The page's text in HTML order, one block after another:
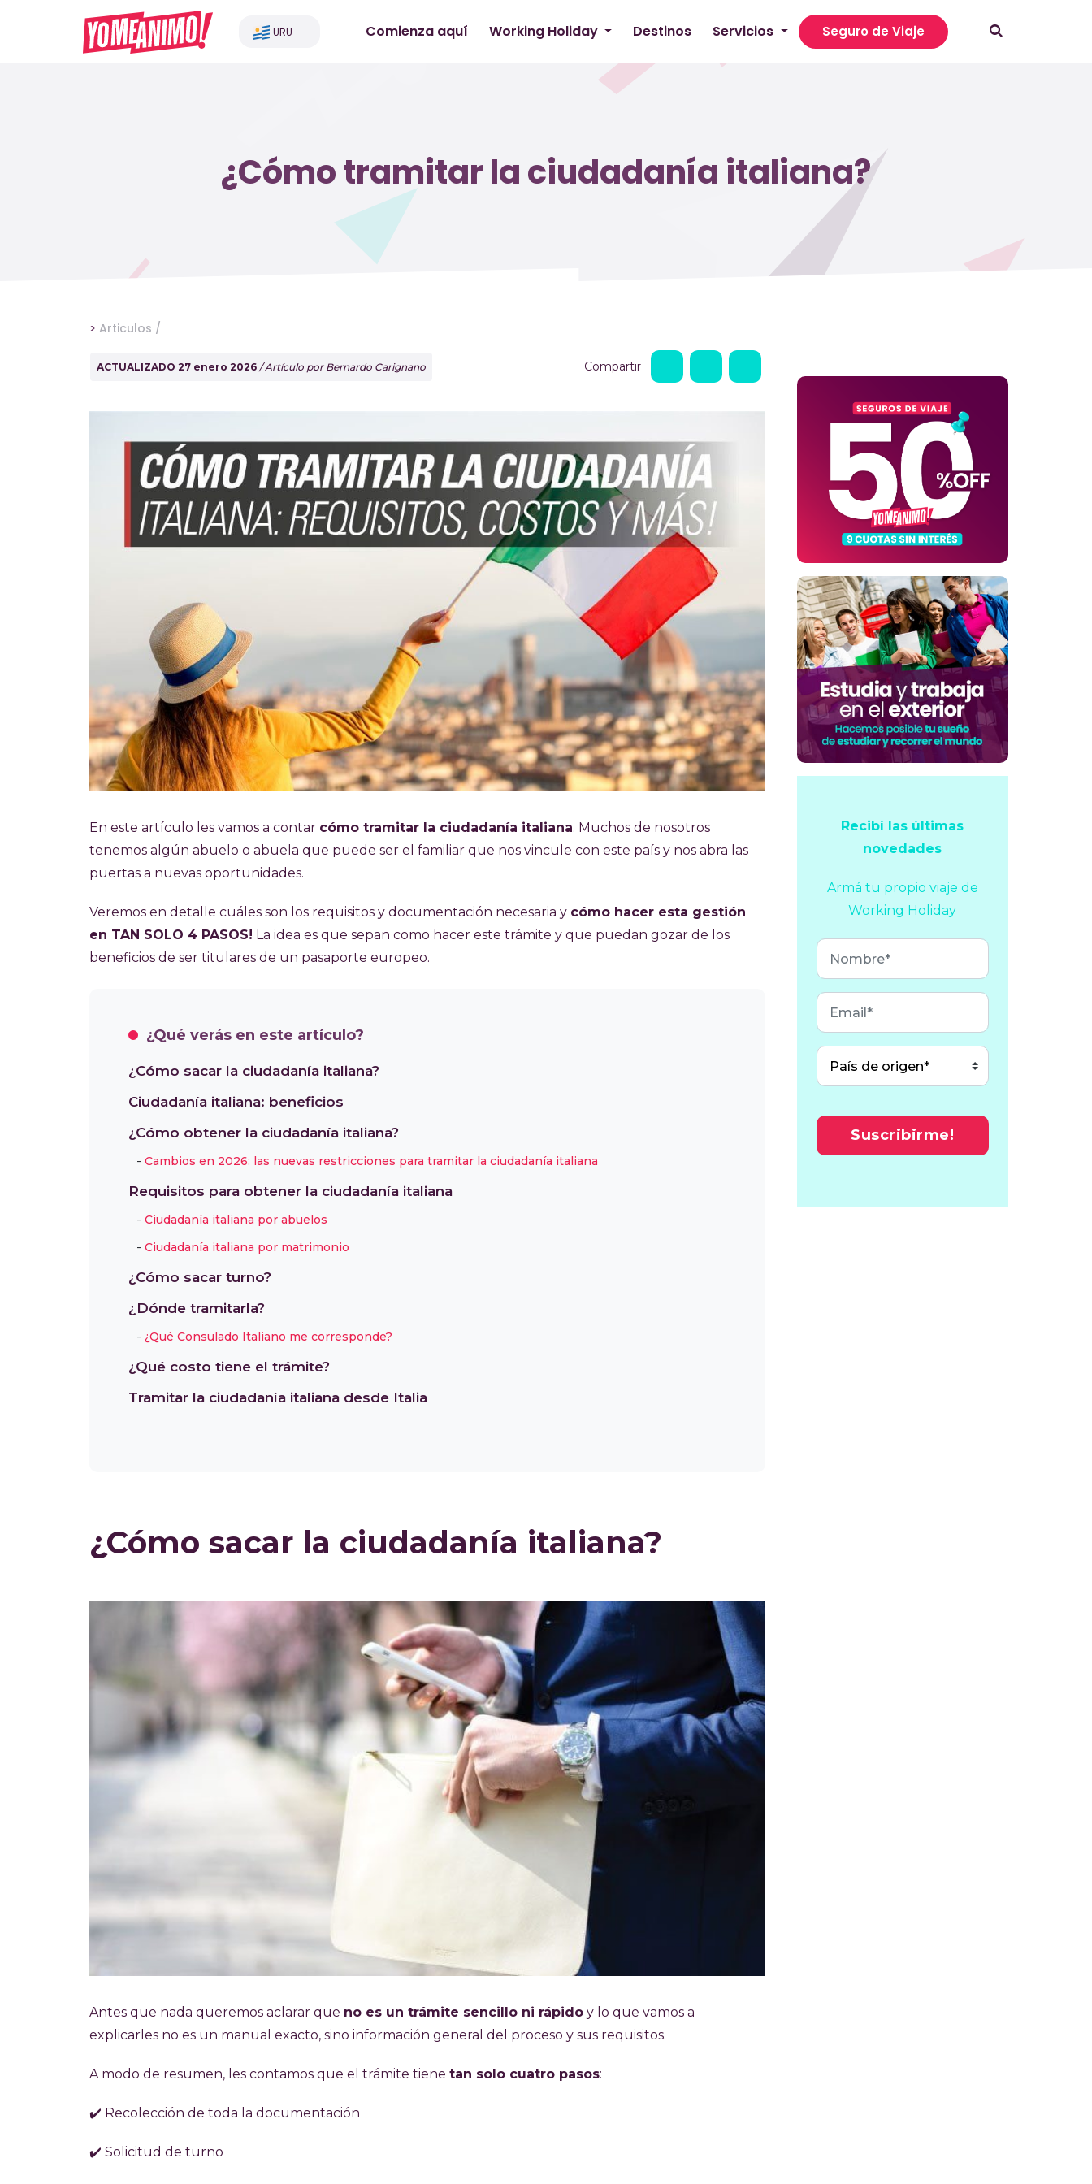
URU Comienza aquí Working Holiday Destinos Servicios Seguro de Viaje
¿Cómo tramitar la ciudadanía italiana?
> Articulos /
ACTUALIZADO 27 enero 2026 / Artículo por Bernardo Carignano Compartir
En este artículo les vamos a contar cómo tramitar la ciudadanía italiana. Muchos de nosotros
tenemos algún abuelo o abuela que puede ser el familiar que nos vincule con este país y nos abra las
puertas a nuevas oportunidades.
Veremos en detalle cuáles son los requisitos y documentación necesaria y cómo hacer esta gestión
en TAN SOLO 4 PASOS! La idea es que sepan como hacer este trámite y que puedan gozar de los
beneficios de ser titulares de un pasaporte europeo.
¿Qué verás en este artículo?
¿Cómo sacar la ciudadanía italiana?
Ciudadanía italiana: beneficios
¿Cómo obtener la ciudadanía italiana?
Cambios en 2026: las nuevas restricciones para tramitar la ciudadanía italiana
Requisitos para obtener la ciudadanía italiana
Ciudadanía italiana por abuelos
Ciudadanía italiana por matrimonio
¿Cómo sacar turno?
¿Dónde tramitarla?
¿Qué Consulado Italiano me corresponde?
¿Qué costo tiene el trámite?
Tramitar la ciudadanía italiana desde Italia
¿Cómo sacar la ciudadanía italiana?
Antes que nada queremos aclarar que no es un trámite sencillo ni rápido y lo que vamos a
explicarles no es un manual exacto, sino información general del proceso y sus requisitos.
A modo de resumen, les contamos que el trámite tiene tan solo cuatro pasos:
✔️ Recolección de toda la documentación
✔️ Solicitud de turno
Recibí las últimas
novedades
Armá tu propio viaje de
Working Holiday